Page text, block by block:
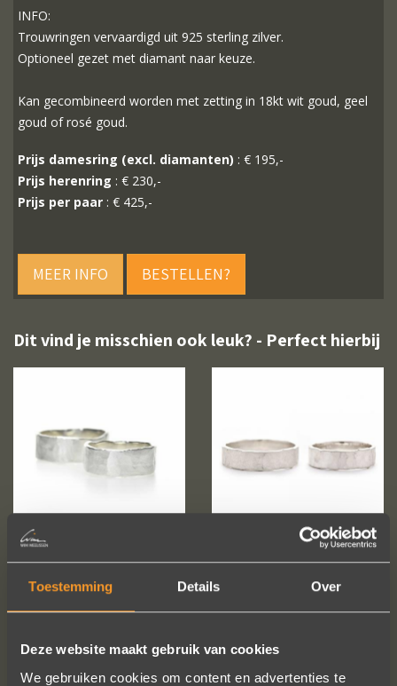
Toestemming Details Over
Deze website maakt gebruik van cookies
We gebruiken cookies om content en advertenties te
INFO:
Trouwringen vervaardigd uit 925 sterling zilver.
Optioneel gezet met diamant naar keuze.
Kan gecombineerd worden met zetting in 18kt wit goud, geel
goud of rosé goud.
Prijs damesring (excl. diamanten) : € 195,-
Prijs herenring : € 230,-
Prijs per paar : € 425,-
MEER INFO BESTELLEN?
Dit vind je misschien ook leuk? - Perfect hierbij